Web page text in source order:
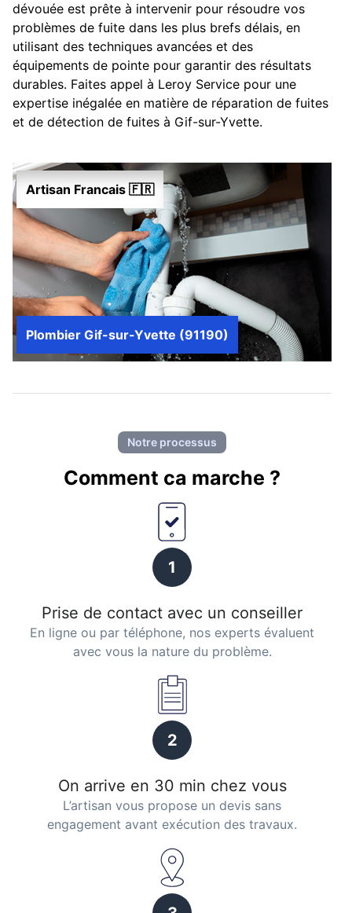
dévouée est prête à intervenir pour résoudre vos
problèmes de fuite dans les plus brefs délais, en
utilisant des techniques avancées et des
équipements de pointe pour garantir des résultats
durables. Faites appel à Leroy Service pour une
expertise inégalée en matière de réparation de fuites
et de détection de fuites à Gif-sur-Yvette.
Artisan Francais 🇫🇷
Plombier Gif-sur-Yvette (91190)
Notre processus
Comment ca marche ?
1
Prise de contact avec un conseiller
En ligne ou par téléphone, nos experts évaluent
avec vous la nature du problème.
2
On arrive en 30 min chez vous
L’artisan vous propose un devis sans
engagement avant exécution des travaux.